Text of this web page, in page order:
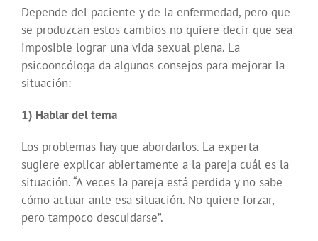
Depende del paciente y de la enfermedad, pero que
se produzcan estos cambios no quiere decir que sea
imposible lograr una vida sexual plena. La
psicooncóloga da algunos consejos para mejorar la
situación:
1) Hablar del tema
Los problemas hay que abordarlos. La experta
sugiere explicar abiertamente a la pareja cuál es la
situación. “A veces la pareja está perdida y no sabe
cómo actuar ante esa situación. No quiere forzar,
pero tampoco descuidarse”.